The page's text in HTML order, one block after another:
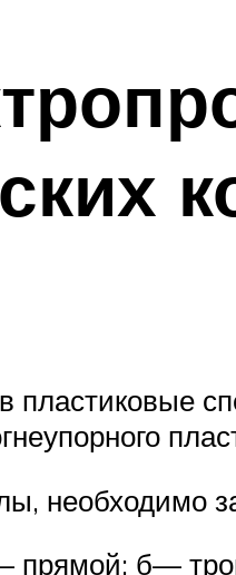
пластиковые
необходимо
прямой; б—